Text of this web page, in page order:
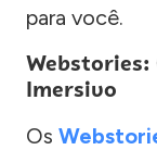
para você.
Imersivo
Os